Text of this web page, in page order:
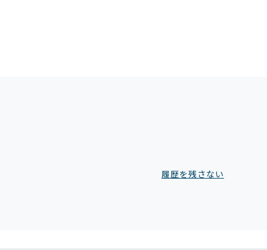
履歴を残さない